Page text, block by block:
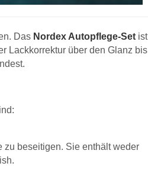
Das Nordex Autopflege-Set ist
Lackkorrektur über den Glanz bis
zu beseitigen. Sie enthält weder